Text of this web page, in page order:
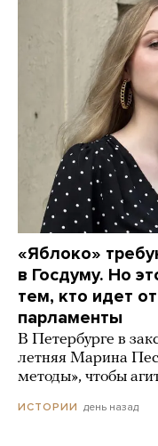
«Яблоко»
в Госдуму. Но
тем, кто идет
парламенты
В Петербурге в
летняя Марина
методы», чтобы
ИСТОРИИ день назад